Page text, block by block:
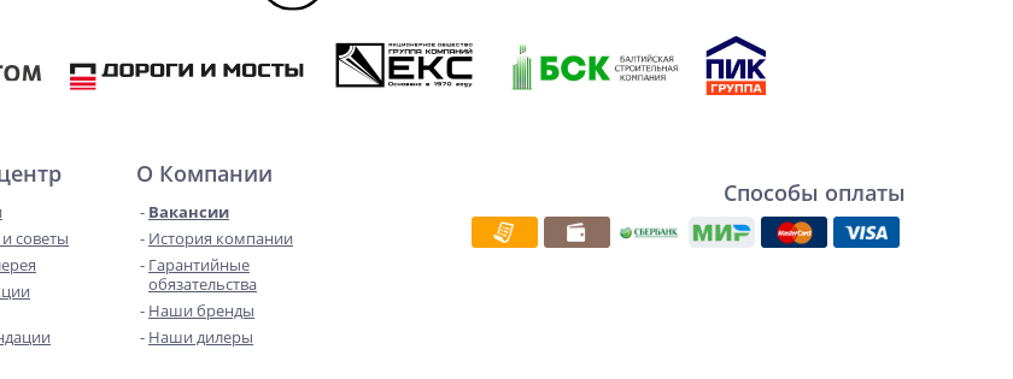
советы
О Компании
Вакансии
История компании
Гарантийные
обязательства
Наши бренды
Наши дилеры
Способы оплаты